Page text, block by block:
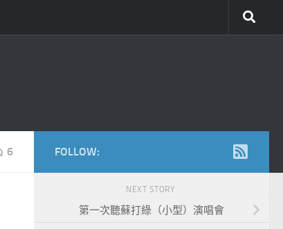
6 FOLLOW:
NEXT STORY
第一次聽蘇打綠（小型）演唱會